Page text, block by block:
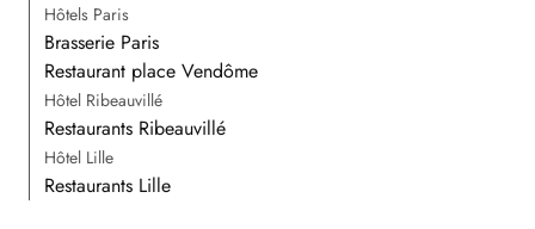
Hôtels Paris
Brasserie Paris
Restaurant place Vendôme
Hôtel Ribeauvillé
Restaurants Ribeauvillé
Hôtel Lille
Restaurants Lille